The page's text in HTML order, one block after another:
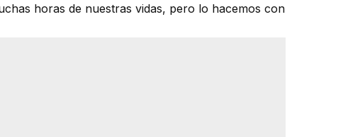
horas de nuestras vidas, pero lo hacemos con